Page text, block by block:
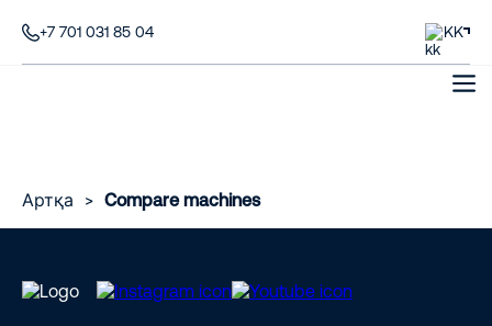
+7 701 031 85 04 KK
Артқа > Compare machines